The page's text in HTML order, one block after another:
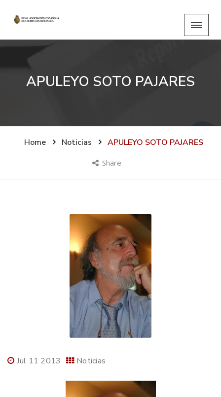
APULEYO SOTO PAJARES
Home Noticias APULEYO SOTO PAJARES
Share
Jul 11 2013 Noticias